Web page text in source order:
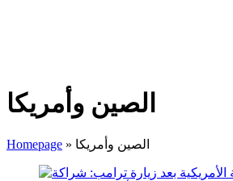
الصين وأمريكا
Homepage » الصين وأمريكا